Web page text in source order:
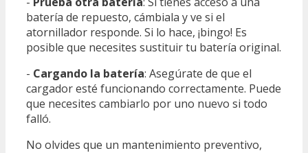
batería de repuesto, cámbiala y ve si el
atornillador responde. Si lo hace, ¡bingo! Es
posible que necesites sustituir tu batería original.
- Cargando la batería: Asegúrate de que el
cargador esté funcionando correctamente. Puede
que necesites cambiarlo por uno nuevo si todo
falló.
No olvides que un mantenimiento preventivo,